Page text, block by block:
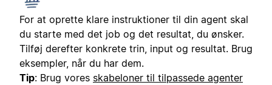
For at oprette klare instruktioner til din agent skal
du starte med det job og det resultat, du ønsker.
Tilføj derefter konkrete trin, input og resultat. Brug
eksempler, når du har dem.
Tip: Brug vores skabeloner til tilpassede agenter